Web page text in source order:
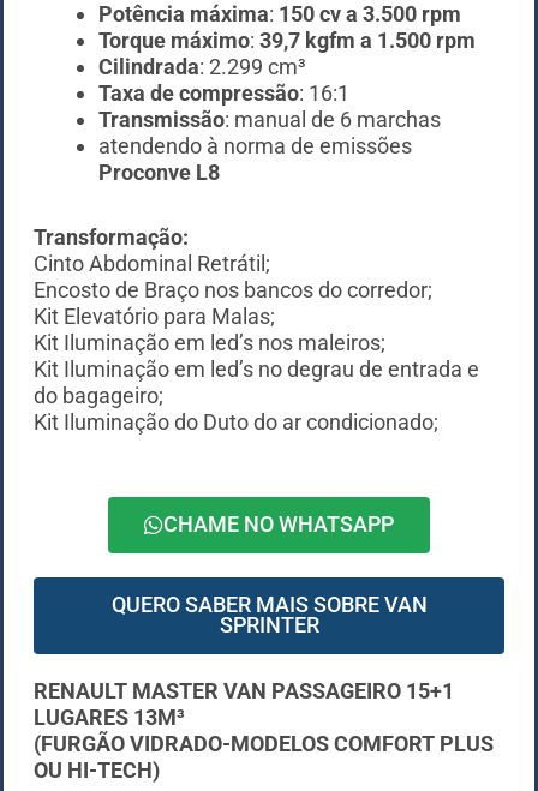
Potência máxima: 150 cv a 3.500 rpm
Torque máximo: 39,7 kgfm a 1.500 rpm
Cilindrada: 2.299 cm³
Taxa de compressão: 16:1
Transmissão: manual de 6 marchas
atendendo à norma de emissões
Proconve L8
Transformação:
Cinto Abdominal Retrátil;
Encosto de Braço nos bancos do corredor;
Kit Elevatório para Malas;
Kit Iluminação em led’s nos maleiros;
Kit Iluminação em led’s no degrau de entrada e
do bagageiro;
Kit Iluminação do Duto do ar condicionado;
CHAME NO WHATSAPP
QUERO SABER MAIS SOBRE VAN
SPRINTER
RENAULT MASTER VAN PASSAGEIRO 15+1
LUGARES 13M³
(FURGÃO VIDRADO-MODELOS COMFORT PLUS
OU HI-TECH)